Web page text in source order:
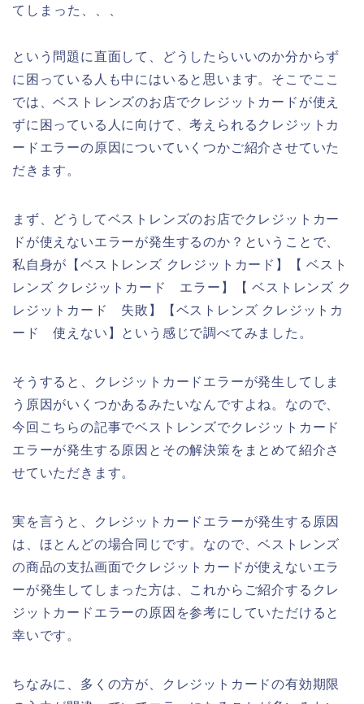
てしまった、、、
という問題に直面して、どうしたらいいのか分からず
に困っている人も中にはいると思います。そこでここ
では、ベストレンズのお店でクレジットカードが使え
ずに困っている人に向けて、考えられるクレジットカ
ードエラーの原因についていくつかご紹介させていた
だきます。
まず、どうしてベストレンズのお店でクレジットカー
ドが使えないエラーが発生するのか？ということで、
私自身が【ベストレンズ クレジットカード】【 ベスト
レンズ クレジットカード エラー】【 ベストレンズ ク
レジットカード 失敗】【ベストレンズ クレジットカ
ード 使えない】という感じで調べてみました。
そうすると、クレジットカードエラーが発生してしま
う原因がいくつかあるみたいなんですよね。なので、
今回こちらの記事でベストレンズでクレジットカード
エラーが発生する原因とその解決策をまとめて紹介さ
せていただきます。
実を言うと、クレジットカードエラーが発生する原因
は、ほとんどの場合同じです。なので、ベストレンズ
の商品の支払画面でクレジットカードが使えないエラ
ーが発生してしまった方は、これからご紹介するクレ
ジットカードエラーの原因を参考にしていただけると
幸いです。
ちなみに、多くの方が、クレジットカードの有効期限